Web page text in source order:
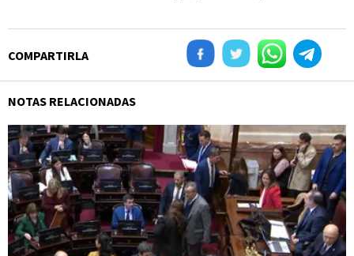
COMPARTIRLA
NOTAS RELACIONADAS